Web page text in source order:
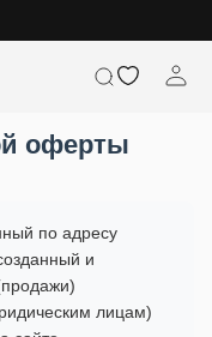
оферты
по адресу
и
лицам)